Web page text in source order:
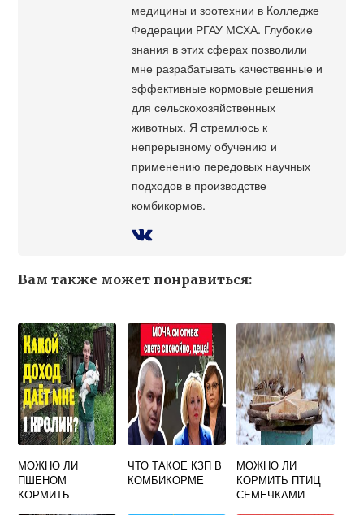
медицины и зоотехнии в Колледже
Федерации РГАУ МСХА. Глубокие
знания в этих сферах позволили
мне разрабатывать качественные и
эффективные кормовые решения
для сельскохозяйственных
животных. Я стремлюсь к
непрерывному обучению и
применению передовых научных
подходов в производстве
комбикормов.
Вам также может понравиться:
МОЖНО ЛИ
ПШЕНОМ
КОРМИТЬ
ЧТО ТАКОЕ КЗП В
КОМБИКОРМЕ
МОЖНО ЛИ
КОРМИТЬ ПТИЦ
СЕМЕЧКАМИ